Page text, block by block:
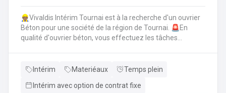
👷🏽Vivaldis Intérim Tournai est à la recherche d'un ouvrier
Béton pour une société de la région de Tournai. 🚨En
qualité d'ouvrier béton, vous effectuez les tâches
béton selon la fiche technique de fabrication.Décoffrage
tables de coffrages ainsi que des outils et de l'atelier.
Intérim Materiéaux
Temps plein
Intérim avec option de contrat fixe